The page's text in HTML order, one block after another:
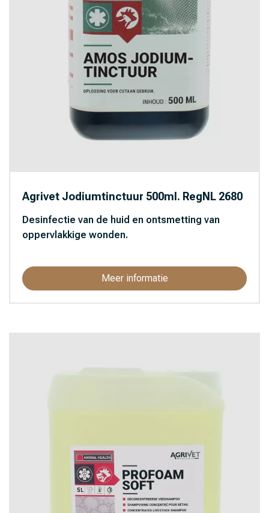
Agrivet Jodiumtinctuur 500ml. RegNL 2680
Desinfectie van de huid en ontsmetting van
oppervlakkige wonden.
Meer informatie